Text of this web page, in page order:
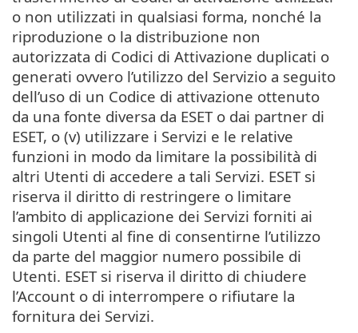
o non utilizzati in qualsiasi forma, nonché la
riproduzione o la distribuzione non
autorizzata di Codici di Attivazione duplicati o
generati ovvero l’utilizzo del Servizio a seguito
dell’uso di un Codice di attivazione ottenuto
da una fonte diversa da ESET o dai partner di
ESET, o (v) utilizzare i Servizi e le relative
funzioni in modo da limitare la possibilità di
altri Utenti di accedere a tali Servizi. ESET si
riserva il diritto di restringere o limitare
l’ambito di applicazione dei Servizi forniti ai
singoli Utenti al fine di consentirne l’utilizzo
da parte del maggior numero possibile di
Utenti. ESET si riserva il diritto di chiudere
l’Account o di interrompere o rifiutare la
fornitura dei Servizi.